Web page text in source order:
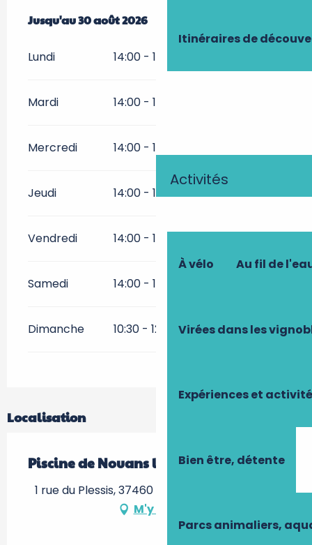
Itinéraires de
Activités
À vélo Au fil de
Virées dans les
Expériences et
Bien être, détente
Parcs animaliers,
Du27 juin 2026au30 août 2026
Jusqu'au30 août 2026
Lundi 14:00 - 19:30
Mardi 14:00 - 19:30
Mercredi 14:00 - 19:30
Jeudi 14:00 - 19:30
Vendredi 14:00 - 19:30
Samedi 14:00 - 19:30
Dimanche 10:30 - 12:30 14:00 - 19:30
Localisation
Piscine de Nouans les Fontaines
1 rue du Plessis, 37460 Nouans-les-Fontaines
M'y rendre